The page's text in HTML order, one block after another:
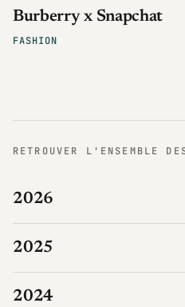
FASHION
Burberry x Snapchat
RETROUVER L'ENSEMBLE
2026
2025
2024